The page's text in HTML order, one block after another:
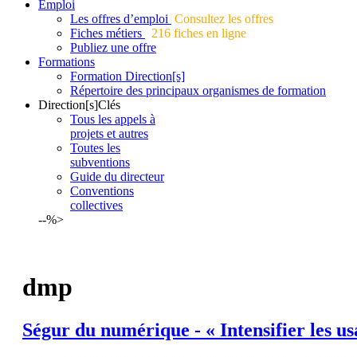
Emploi
Les offres d’emploi Consultez les offres
Fiches métiers
216 fiches en ligne
Publiez une offre
Formations
Formation Direction[s]
Répertoire des principaux organismes de formation
Direction[s]Clés
Tous les appels à
projets et autres
Toutes les
subventions
Guide du directeur
Conventions
collectives
--%>
dmp
Ségur du numérique - « Intensifier les